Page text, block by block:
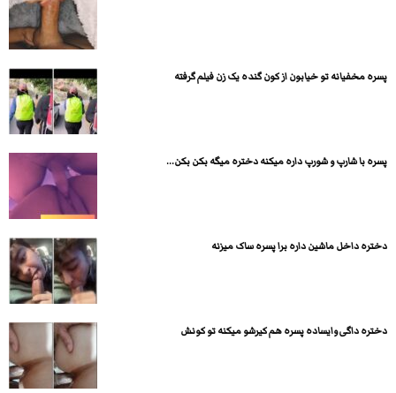
پسره مخفیانه تو خیابون از کون گنده یک زن فیلم گرفته
پسره با شارپ و شورپ داره میکنه دختره میگه بکن بکن...
دختره داخل ماشین داره برا پسره ساک میزنه
دختره داگی وایساده پسره هم کیرشو میکنه تو کونش